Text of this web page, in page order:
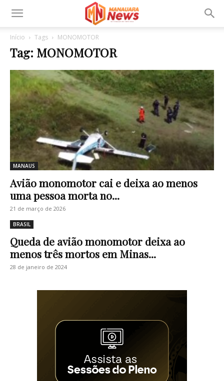
Início Tags MONOMOTOR
Tag: MONOMOTOR
MANAUS
Avião monomotor cai e deixa ao menos
uma pessoa morta no...
21 de março de 2026
BRASIL
Queda de avião monomotor deixa ao
menos três mortos em Minas...
28 de janeiro de 2024